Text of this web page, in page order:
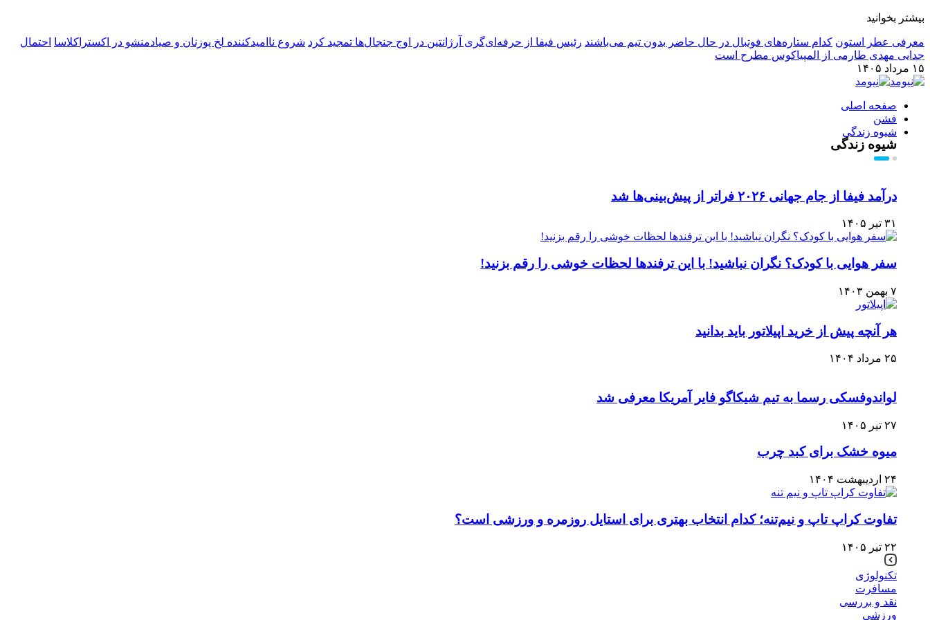
بیشتر بخوانید
معرفی عطر استون کدام ستاره‌های فوتبال در حال حاضر بدون تیم می‌باشند رئیس فیفا از حرفه‌ای‌گری آرژانتین در اوج جنجال‌ها تمجید کرد شروع ناامیدکننده لخ پوزنان و صیادمنشو در اکستراکلاسا احتمال
جدایی مهدی طارمی از المپیاکوس مطرح است
۱۵ مرداد ۱۴۰۵
صفحه اصلی
فشن
شیوه زندگی
شیوه زندگی
درآمد فیفا از جام جهانی ۲۰۲۶ فراتر از پیش‌بینی‌ها شد
۳۱ تیر ۱۴۰۵
سفر هوایی با کودک؟ نگران نباشید! با این ترفندها لحظات خوشی را رقم بزنید!
۷ بهمن ۱۴۰۳
هر آنچه پیش از خرید اپیلاتور باید بدانید
۲۵ مرداد ۱۴۰۴
لواندوفسکی رسما به تیم شیکاگو فایر آمریکا معرفی شد
۲۷ تیر ۱۴۰۵
میوه خشک برای کبد چرب
۲۴ اردیبهشت ۱۴۰۴
تفاوت کراپ تاپ و نیم‌تنه؛ کدام انتخاب بهتری برای استایل روزمره و ورزشی است؟
۲۲ تیر ۱۴۰۵
تکنولوژی
مسافرت
نقد و بررسی
ورزشی